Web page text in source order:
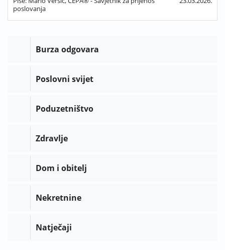
poslovanja
Burza odgovara
Poslovni svijet
Poduzetništvo
Zdravlje
Dom i obitelj
Nekretnine
Natječaji